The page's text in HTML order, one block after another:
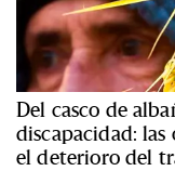
Del casco de
discapacidad: las
el deterioro del